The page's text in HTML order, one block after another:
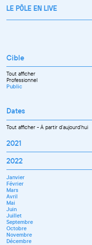
LE PÔLE EN LIVE
Cible
Tout afficher
Professionnel
Public
Dates
Tout afficher-À partir d'aujourd'hui
2021
Septembre
Octobre
Novembre
Décembre
2022
Janvier
Février
Mars
Avril
Mai
Juin
Juillet
Septembre
Octobre
Novembre
Décembre